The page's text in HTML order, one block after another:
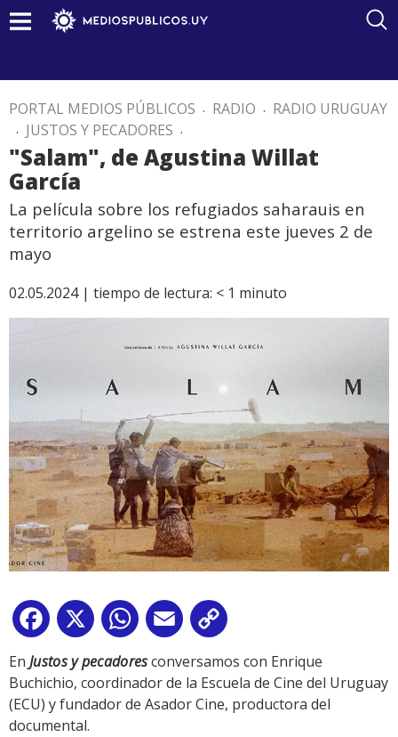
PORTAL MEDIOS PÚBLICOS . RADIO . RADIO URUGUAY
. JUSTOS Y PECADORES .
"Salam", de Agustina Willat
García
La película sobre los refugiados saharauis en
territorio argelino se estrena este jueves 2 de
mayo
02.05.2024 | tiempo de lectura: < 1 minuto
Facebook
X WhatsApp
Email
Link
En Justos y pecadoresconversamos con Enrique
Buchichio, coordinador de la Escuela de Cine del Uruguay
(ECU) y fundador de Asador Cine, productora del
documental.